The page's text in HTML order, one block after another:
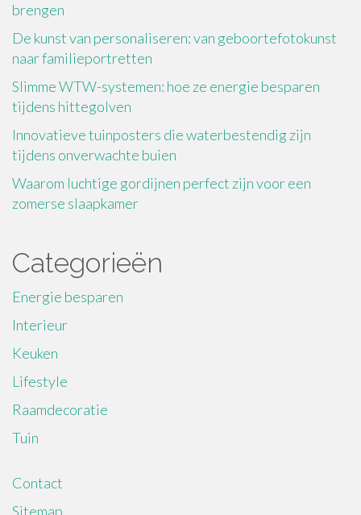
brengen
De kunst van personaliseren: van geboortefotokunst
naar familieportretten
Slimme WTW-systemen: hoe ze energie besparen
tijdens hittegolven
Innovatieve tuinposters die waterbestendig zijn
tijdens onverwachte buien
Waarom luchtige gordijnen perfect zijn voor een
zomerse slaapkamer
Categorieën
Energie besparen
Interieur
Keuken
Lifestyle
Raamdecoratie
Tuin
Contact
Sitemap